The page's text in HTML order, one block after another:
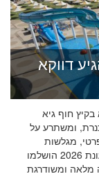
דווקא
חוף גיא
ומשתרע על
פרטי, מגלשות
אקסטרים, בריכת גלים ומתקנים לילדים. לקראת עונת 2026 הושלמו
מלאה ומשודרגת